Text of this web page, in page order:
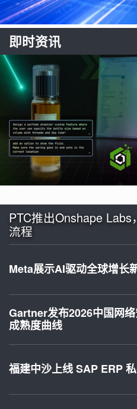
即时资讯
PTC推出Onshape
流程
Meta展示AI驱动全球增长
Gartner发布2026中国网
成熟度曲线
福建中沙上线 SAP ERP